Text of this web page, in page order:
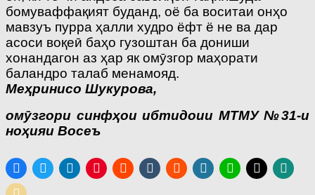
бомуваффақият буданд, оё ба воситаи онҳо
мавзуъ пурра ҳалли худро ёфт ё не ва дар
асоси воқеӣ баҳо гузоштан ба дониши
хонандагон аз ҳар як омӯзгор маҳорати
баландро талаб менамояд.
Меҳринисо Шукурова,
омӯзгори синфҳои ибтидоии МТМУ №31-и
ноҳияи Восеъ